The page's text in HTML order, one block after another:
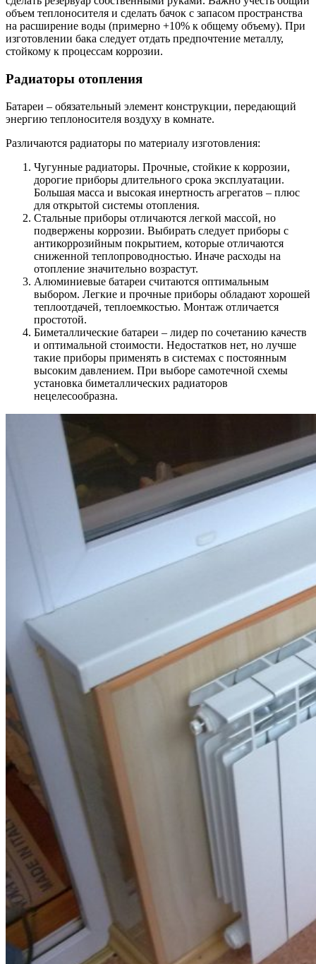
объем теплоносителя и сделать бачок с запасом пространства
на расширение воды (примерно +10% к общему объему). При
изготовлении бака следует отдать предпочтение металлу,
стойкому к процессам коррозии.
Радиаторы отопления
Батареи – обязательный элемент конструкции, передающий
энергию теплоносителя воздуху в комнате.
Различаются радиаторы по материалу изготовления:
Чугунные радиаторы. Прочные, стойкие к коррозии,
дорогие приборы длительного срока эксплуатации.
Большая масса и высокая инертность агрегатов – плюс
для открытой системы отопления.
Стальные приборы отличаются легкой массой, но
подвержены коррозии. Выбирать следует приборы с
антикоррозийным покрытием, которые отличаются
сниженной теплопроводностью. Иначе расходы на
отопление значительно возрастут.
Алюминиевые батареи считаются оптимальным
выбором. Легкие и прочные приборы обладают хорошей
теплоотдачей, теплоемкостью. Монтаж отличается
простотой.
Биметаллические батареи – лидер по сочетанию качеств
и оптимальной стоимости. Недостатков нет, но лучше
такие приборы применять в системах с постоянным
высоким давлением. При выборе самотечной схемы
установка биметаллических радиаторов
нецелесообразна.